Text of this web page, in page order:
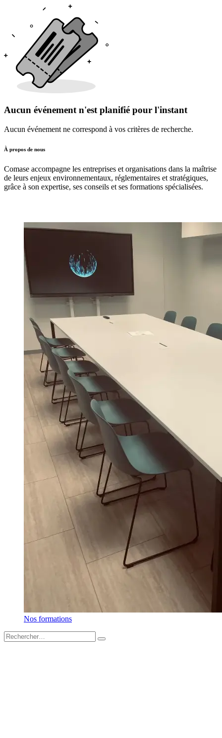
Aucun événement n'est planifié pour l'instant
Aucun événement ne correspond à vos critères de recherche.
À propos de nous
Comase accompagne les entreprises et organisations dans la maîtrise
de leurs enjeux environnementaux, réglementaires et stratégiques,
grâce à son expertise, ses conseils et ses formations spécialisées.
Nos formations